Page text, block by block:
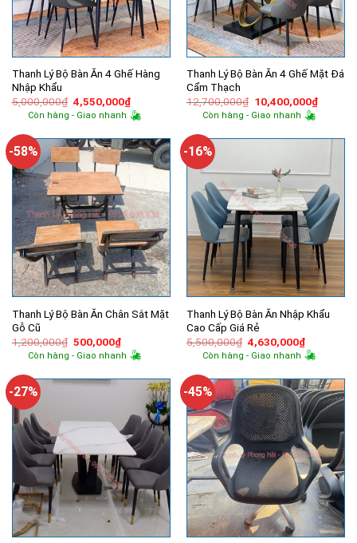
Thanh Lý Bộ Bàn Ăn 4 Ghế Hàng
Nhập Khẩu
5,000,000₫ Giá
gốc
là:
4,550,000₫Giá
hiện
tại
4,550,000₫.
Còn hàng - Giao nhanh
Thanh Lý Bộ Bàn Ăn 4 Ghế Mặt Đá
Cẩm Thạch
12,700,000₫ Giá
gốc
là:
10,400,000₫Giá
hiện
Còn hàng - Giao nhanh
-58%
Thanh Lý Bộ Bàn Ăn Chân Sắt Mặt
Gỗ Cũ
1,200,000₫ Giá
gốc
là:
500,000₫Giá
hiện
tại
500,000₫.
Còn hàng - Giao nhanh
-16%
Thanh Lý Bộ Bàn Ăn Nhập Khẩu
Cao Cấp Giá Rẻ
5,500,000₫ Giá
gốc
là:
4,630,000₫Giá
hiện
tại
Còn hàng - Giao nhanh
-27% -45%